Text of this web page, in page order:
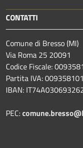
CONTATTI
Comune di Bresso (MI)
Via Roma 25 20091
Codice Fiscale:
Partita IVA:
IBAN:
PEC: